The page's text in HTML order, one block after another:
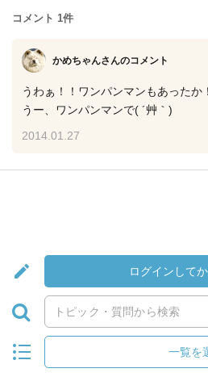
コメント 1件
かめちゃんさんのコメント
うわぁ！！ワンパンマンもあったか
うー、ワンパンマンで( ´艸｀)
2014.01.27
ログインして
一覧を